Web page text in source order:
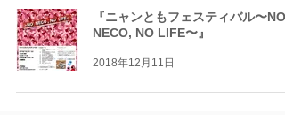
『ニャンともフェスティバル〜NO
NECO, NO LIFE〜』
2018年12月11日